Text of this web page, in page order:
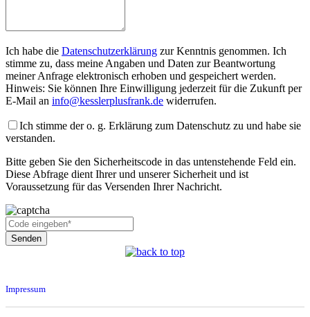
Ich habe die Datenschutzerklärung zur Kenntnis genommen. Ich
stimme zu, dass meine Angaben und Daten zur Beantwortung
meiner Anfrage elektronisch erhoben und gespeichert werden.
Hinweis: Sie können Ihre Einwilligung jederzeit für die Zukunft per
E-Mail an info@kesslerplusfrank.de widerrufen.
Ich stimme der o. g. Erklärung zum Datenschutz zu und habe sie
verstanden.
Bitte geben Sie den Sicherheitscode in das untenstehende Feld ein.
Diese Abfrage dient Ihrer und unserer Sicherheit und ist
Voraussetzung für das Versenden Ihrer Nachricht.
Impressum